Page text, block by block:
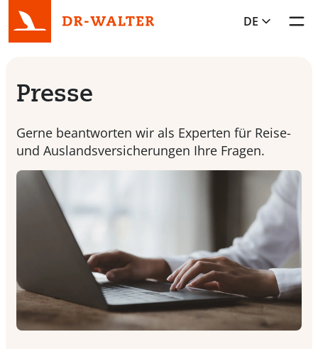
DE
Presse
Gerne beantworten wir als Experten für Reise-
und Auslandsversicherungen Ihre Fragen.